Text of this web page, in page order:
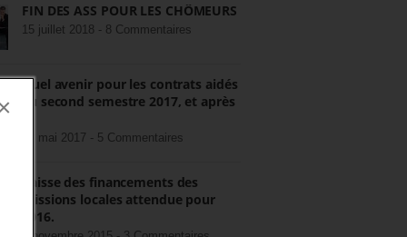
FIN DES ASS POUR LES CHÔMEURS
15 juillet 2018 - 8 Commentaires
Quel avenir pour les contrats aidés
au second semestre 2017, et après
22 mai 2017 - 5 Commentaires
Baisse des financements des
missions locales attendue pour
2016.